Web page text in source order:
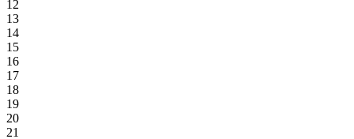
12
13
14
15
16
17
18
19
20
21